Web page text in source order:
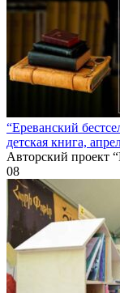
“Ереванский
детская книга,
Авторский проект
08